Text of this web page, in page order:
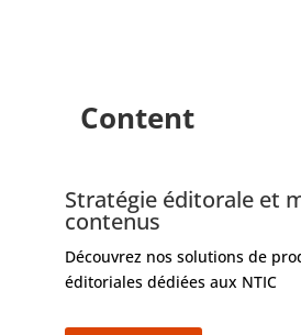
Content
Stratégie éditorale et
contenus
Découvrez nos solutions de
éditoriales dédiées aux NTIC